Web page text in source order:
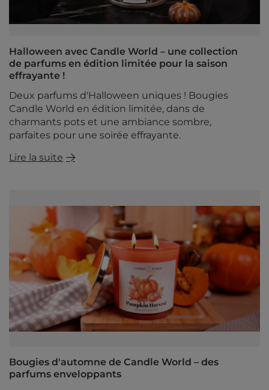
Halloween avec Candle World – une collection
de parfums en édition limitée pour la saison
effrayante !
Deux parfums d'Halloween uniques ! Bougies
Candle World en édition limitée, dans de
charmants pots et une ambiance sombre,
parfaites pour une soirée effrayante.
Lire la suite
Bougies d'automne de Candle World – des
parfums enveloppants